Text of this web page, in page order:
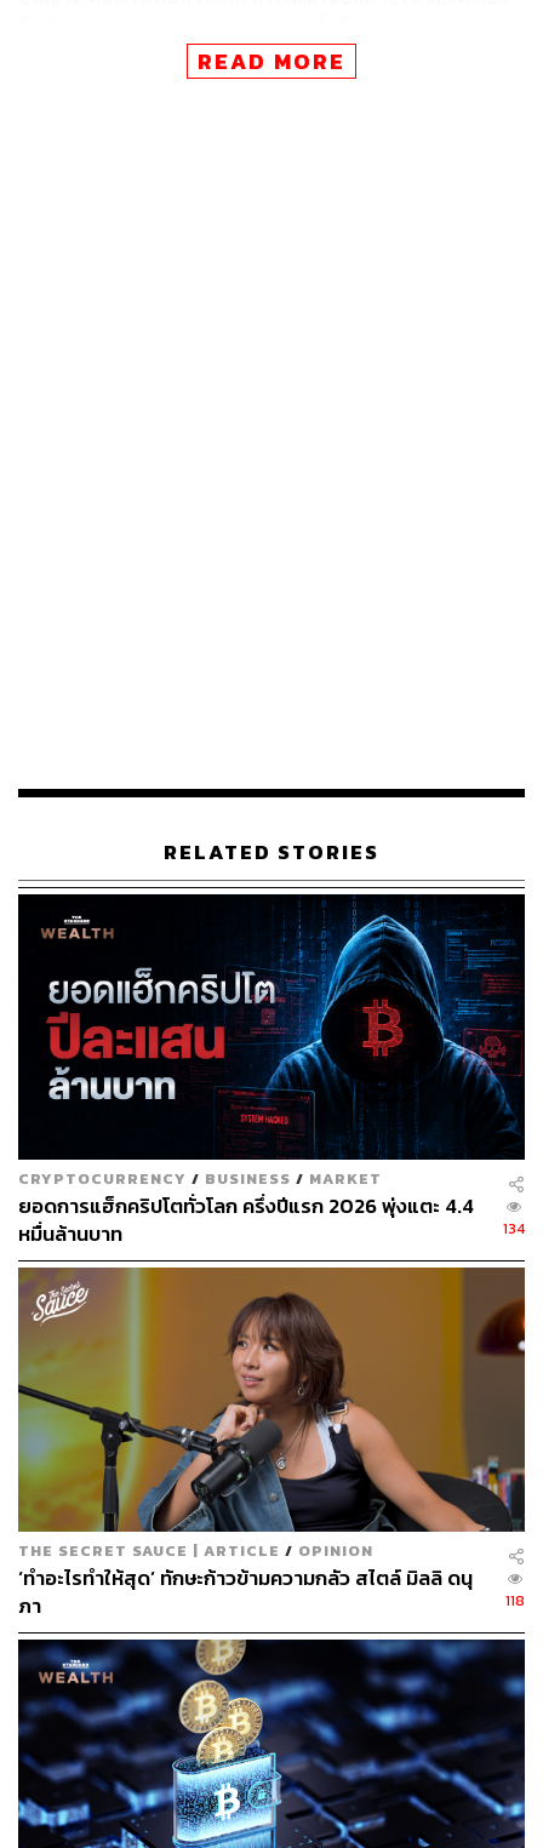
ใหม่ของ SFC มองว่า แพลตฟอร์มแลกเปลี่ยนคริปโตเหล่า
นั้นต้องคำนึงถึงการปกป้องนักลงทุนเป็นสำคัญ โดยไม่ลืม
wAR2s8Mn83erSHUI-KONmMMF3ze_nY482_4mm
สามารถติดตาม THE STANDARD WEALTH
ผ่านแอปพลิเคชันต่างๆ ที่คุณสะดวกหรือใช้งานอยู่แล้วได้เลย
TAGS: สินทรัพย์ดิจิทัล SFC
Bitcoin
สำนักงานคณะกรรมการกำกับดูแลหลักทรัพย์และสัญญา
ซื้อขายล่วงหน้า (SFC)
Ethereum
Julia Leung
การลงทุน
Cryptocurrency
ฮ่องกง
สกุลเงินดิจิทัล
Hongkong
ABOUT THE AUTHOR
ตฤณ ตารพล
Junior Content Creator ประจำกอง
WEALTH
READ MORE
RELATED STORIES
CRYPTOCURRENCY / BUSINESS / MARKET
ยอดการแฮ็กคริปโตทั่วโลก ครึ่งปีแรก 2026 พุ่งแตะ 4.4
หมื่นล้านบาท
134
THE SECRET SAUCE | ARTICLE / OPINION
‘ทำอะไรทำให้สุด’ ทักษะก้าวข้ามความกลัว สไตล์ มิลลิ ดนุ
ภา
118